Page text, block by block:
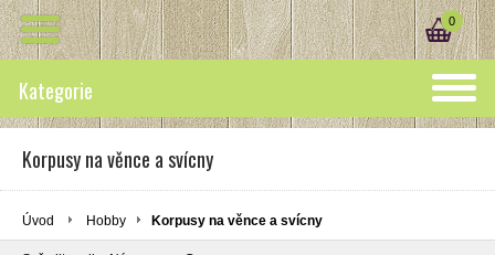
0
Kategorie
Korpusy na věnce a svícny
Úvod Hobby Korpusy na věnce a svícny